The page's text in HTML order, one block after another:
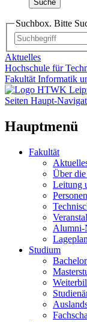
Suche
Suchbox. Bitte
Aktuelles
Hochschule für
Fakultät Informatik
Seiten Haupt-
Hauptmenü
Fakultät
Über
Leitung
Personen
Alumni-
Lageplan
Studium